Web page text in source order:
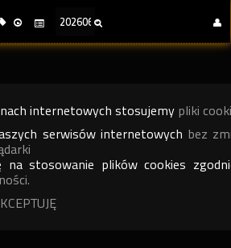
internetowych stosujemy pliki
serwisów internetowych bez
na stosowanie plików cookies